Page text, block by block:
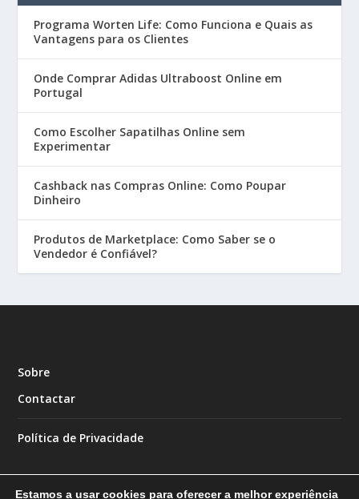
Programa Worten Life: Como Funciona e Quais as
Vantagens para os Clientes
Onde Comprar Adidas Ultraboost Online em
Portugal
Como Escolher Sapatilhas Online sem
Experimentar
Cashback nas Compras Online: Como Poupar
Dinheiro
Produtos de Marketplace: Como Saber se o
Vendedor é Confiável?
Sobre
Contactar
Política de Privacidade
Estamos a usar cookies para oferecer a melhor experiência